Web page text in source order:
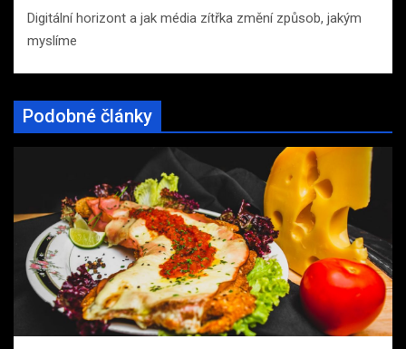
Digitální horizont a jak média zítřka změní způsob, jakým
myslíme
Podobné články